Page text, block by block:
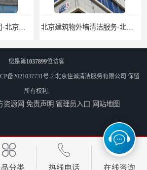
北京外墙清洗服务-北京开荒保洁亮化服务-北京物业清洁服务
您是第1037899位访客
备2021037731号-2 北京佳诚清洁服务有限公司 保留
所有权利.
资源网 免责声明 管理员入口 网站地图
分类 热线电话 在线咨询